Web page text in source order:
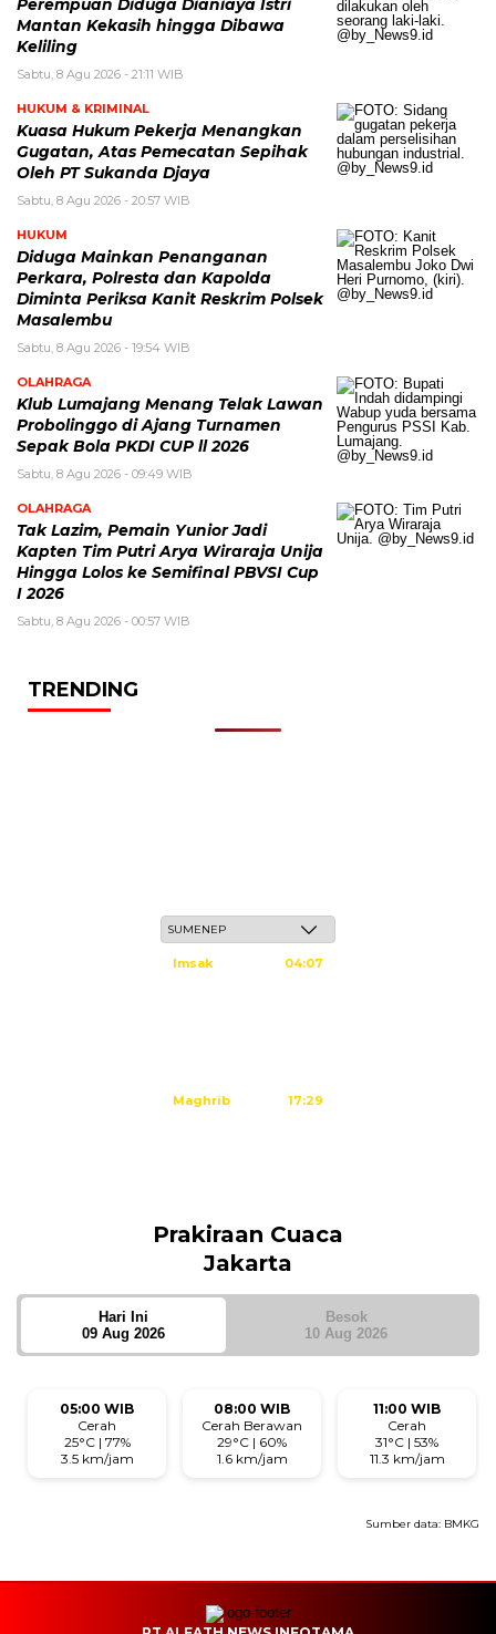
Perempuan Diduga Dianiaya Istri
Mantan Kekasih hingga Dibawa
Keliling
Sabtu, 8 Agu 2026 - 21:11 WIB
HUKUM & KRIMINAL
Kuasa Hukum Pekerja Menangkan
Gugatan, Atas Pemecatan Sepihak
Oleh PT Sukanda Djaya
Sabtu, 8 Agu 2026 - 20:57 WIB
HUKUM
Diduga Mainkan Penanganan
Perkara, Polresta dan Kapolda
Diminta Periksa Kanit Reskrim Polsek
Masalembu
Sabtu, 8 Agu 2026 - 19:54 WIB
OLAHRAGA
Klub Lumajang Menang Telak Lawan
Probolinggo di Ajang Turnamen
Sepak Bola PKDI CUP ll 2026
Sabtu, 8 Agu 2026 - 09:49 WIB
OLAHRAGA
Tak Lazim, Pemain Yunior Jadi
Kapten Tim Putri Arya Wiraraja Unija
Hingga Lolos ke Semifinal PBVSI Cup
I 2026
Sabtu, 8 Agu 2026 - 00:57 WIB
TRENDING
Imsak 04:07
Maghrib 17:29
Prakiraan Cuaca
Jakarta
Hari Ini
09 Aug 2026
Besok
10 Aug 2026
05:00 WIB
Cerah
25°C | 77%
3.5 km/jam
08:00 WIB
Cerah Berawan
29°C | 60%
1.6 km/jam
11:00 WIB
Cerah
31°C | 53%
11.3 km/jam
Sumber data: BMKG